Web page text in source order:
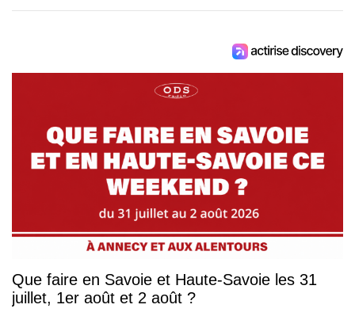
Que faire en Savoie et Haute-Savoie les 31
juillet, 1er août et 2 août ?